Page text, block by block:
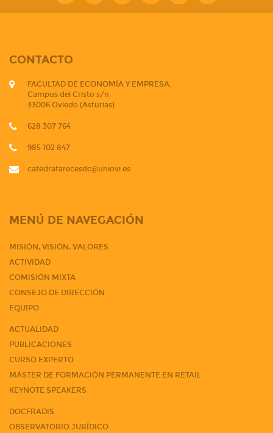
CONTACTO
FACULTAD DE ECONOMÍA Y EMPRESA.
Campus del Cristo s/n
33006 Oviedo (Asturias)
628 307 764
985 102 847
catedrafarecesdc@uniovi.es
MENÚ DE NAVEGACIÓN
MISIÓN, VISIÓN, VALORES
ACTIVIDAD
COMISIÓN MIXTA
CONSEJO DE DIRECCIÓN
EQUIPO
ACTUALIDAD
PUBLICACIONES
CURSO EXPERTO
MÁSTER DE FORMACIÓN PERMANENTE EN RETAIL
KEYNOTE SPEAKERS
DOCFRADIS
OBSERVATORIO JURÍDICO